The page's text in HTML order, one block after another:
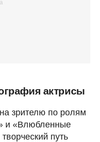
актрисы
зрителю по ролям
и «Влюбленные
путь